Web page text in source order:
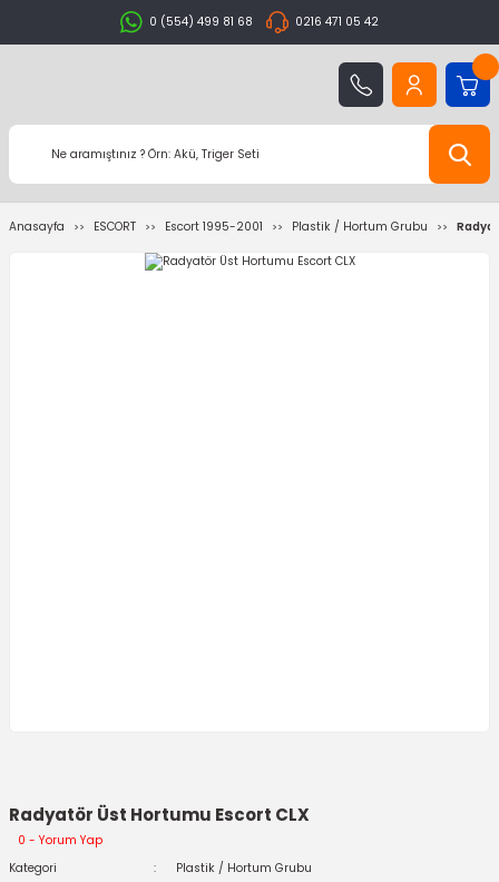
0 (554) 499 81 68 0216 471 05 42
Anasayfa ESCORT Escort 1995-2001 Plastik / Hortum Grubu
Radyatör Üst Hortumu Escort CLX
0 - Yorum Yap
Kategori
Plastik / Hortum Grubu